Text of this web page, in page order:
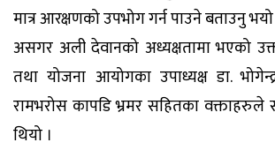
मात्र आरक्षणको उपभोग गर्न पाउने बताउनु भयो
असगर अली देवानको अध्यक्षतामा भएको
तथा योजना आयोगका उपाध्यक्ष डा.
रामभरोस कापडि भ्रमर सहितका वक्ताहरुले
थियो ।